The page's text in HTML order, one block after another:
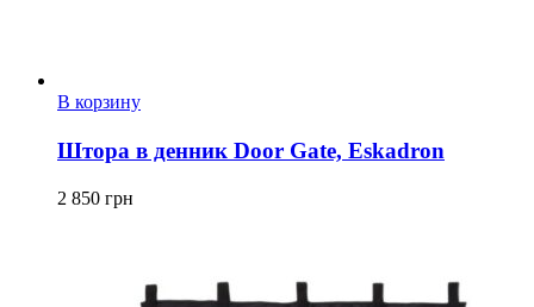
В корзину
Штора в денник Door Gate, Eskadron
2 850 грн